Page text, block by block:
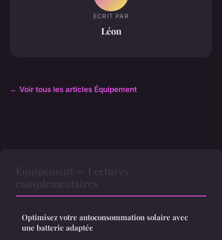
ECRIT PAR
Léon
← Voir tous les articles Équipement
Optimisez votre autoconsommation solaire avec
une batterie adaptée